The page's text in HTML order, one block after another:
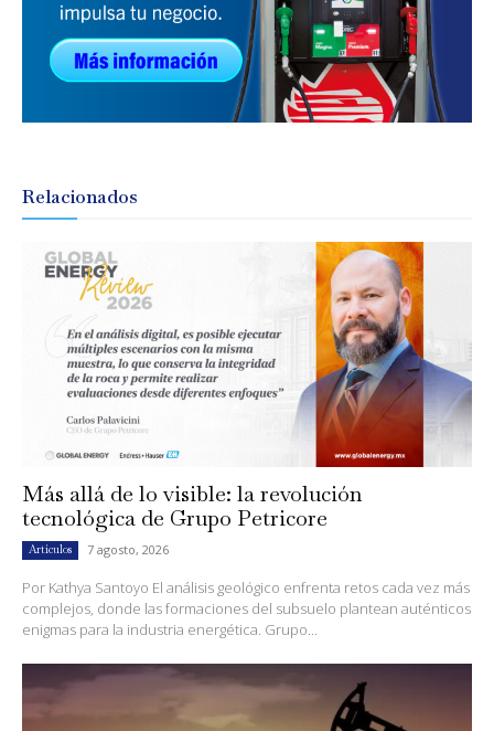
Relacionados
Más allá de lo visible: la revolución
tecnológica de Grupo Petricore
Artículos 7 agosto, 2026
Por Kathya Santoyo El análisis geológico enfrenta retos cada vez más
complejos, donde las formaciones del subsuelo plantean auténticos
enigmas para la industria energética. Grupo...